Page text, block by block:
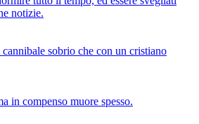
notizie.
sobrio che con un cristiano
in compenso muore spesso.